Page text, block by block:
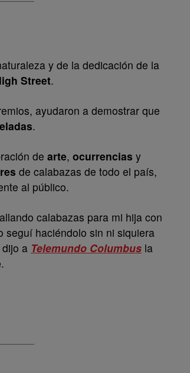
y de la dedicación de la
Street.
ayudaron a demostrar que
.
de arte, ocurrencias y
de calabazas de todo el país,
al público.
calabazas para mi hija con
seguí haciéndolo sin ni siquiera
a Telemundo Columbus la
.